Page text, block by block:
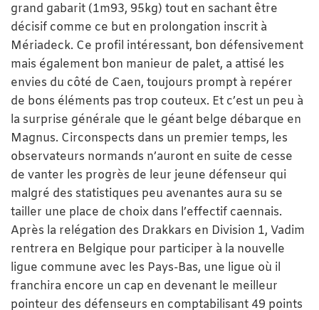
grand gabarit (1m93, 95kg) tout en sachant être
décisif comme ce but en prolongation inscrit à
Mériadeck. Ce profil intéressant, bon défensivement
mais également bon manieur de palet, a attisé les
envies du côté de Caen, toujours prompt à repérer
de bons éléments pas trop couteux. Et c’est un peu à
la surprise générale que le géant belge débarque en
Magnus. Circonspects dans un premier temps, les
observateurs normands n’auront en suite de cesse
de vanter les progrès de leur jeune défenseur qui
malgré des statistiques peu avenantes aura su se
tailler une place de choix dans l’effectif caennais.
Après la relégation des Drakkars en Division 1, Vadim
rentrera en Belgique pour participer à la nouvelle
ligue commune avec les Pays-Bas, une ligue où il
franchira encore un cap en devenant le meilleur
pointeur des défenseurs en comptabilisant 49 points